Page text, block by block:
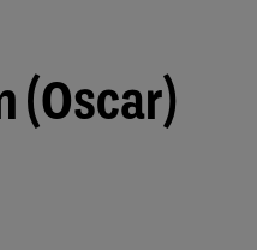
(Oscar)